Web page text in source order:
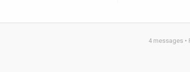
4 messages •